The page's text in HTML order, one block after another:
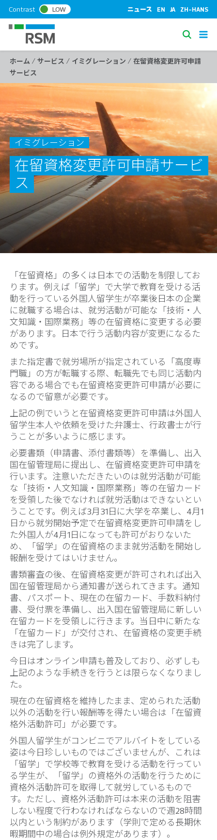
k
t
o
t
e
n
t
Contrast LOW ニュース EN JA ZH-HANS
S
e
a
c
ホーム / サービス / イミグレーション / 在留資格変更許可申請
サービス
イミグレーション
在留資格変更許可申請サービ
ス
「在留資格」の多くは日本での活動を制限してお
ります。例えば「留学」で大学で教育を受ける活
動を行っている外国人留学生が卒業後日本の企業
に就職する場合は、就労活動が可能な「技術・人
文知識・国際業務」等の在留資格に変更する必要
があります。日本で行う活動内容が変更になるた
めです。
また指定書で就労場所が指定されている「高度専
門職」の方が転職する際、転職先でも同じ活動内
容である場合でも在留資格変更許可申請が必要に
なるので留意が必要です。
上記の例でいうと在留資格変更許可申請は外国人
留学生本人や依頼を受けた弁護士、行政書士が行
うことが多いように感じます。
必要書類（申請書、添付書類等）を準備し、出入
国在留管理局に提出し、在留資格変更許可申請を
行います。注意いただきたいのは就労活動が可能
な「技術・人文知識・国際業務」等の在留カード
を受領した後でなければ就労活動はできないとい
うことです。例えば3月31日に大学を卒業し、4月1
日から就労開始予定で在留資格変更許可申請をし
た外国人が4月1日になっても許可がおりないた
め、「留学」の在留資格のまま就労活動を開始し
報酬を受けてはいけません。
書類審査の後、在留資格変更が許可されれば出入
国在留管理局から通知書が送られてきます。通知
書、パスポート、現在の在留カード、手数料納付
書、受付票を準備し、出入国在留管理局に新しい
在留カードを受領しに行きます。当日中に新たな
「在留カード」が交付され、在留資格の変更手続
きは完了します。
今日はオンライン申請も普及しており、必ずしも
上記のような手続きを行うとは限らなくなりまし
た。
現在の在留資格を維持したまま、定められた活動
以外の活動を行い報酬等を得たい場合は「在留資
格外活動許可」が必要です。
外国人留学生がコンビニでアルバイトをしている
姿は今日珍しいものではございませんが、これは
「留学」で学校等で教育を受ける活動を行ってい
る学生が、「留学」の資格外の活動を行うために
資格外活動許可を取得して就労しているもので
す。ただし、資格外活動許可は本来の活動を阻害
しない程度で行わなければならないので週28時間
以内という制約があります（学則で定める長期休
暇期間中の場合は例外規定があります）。